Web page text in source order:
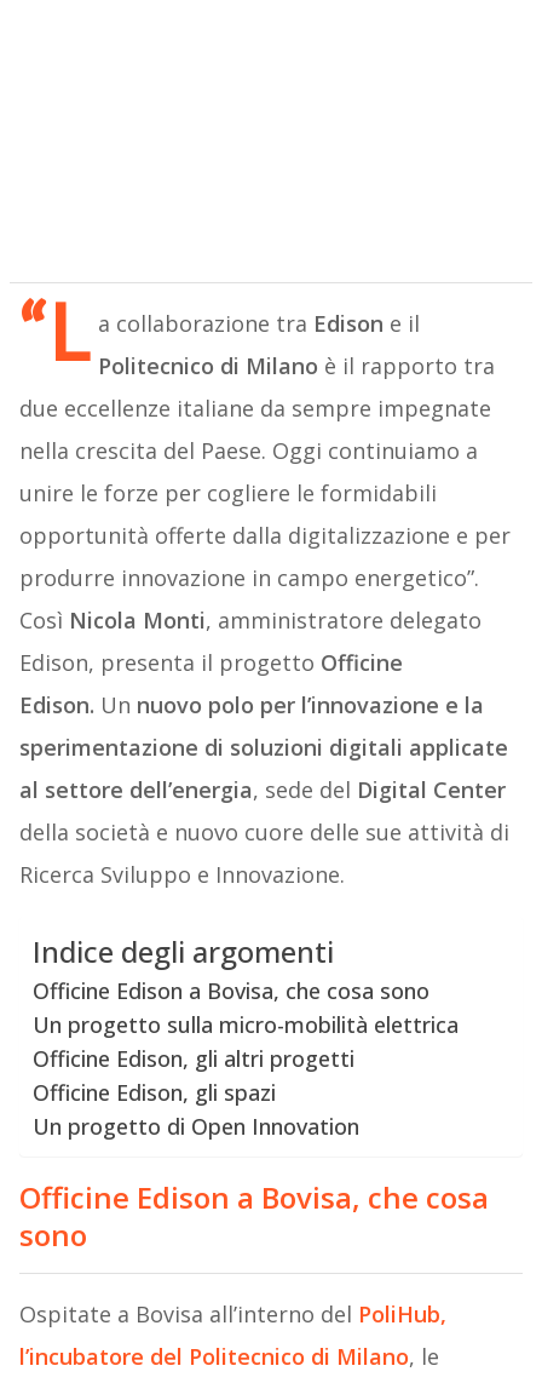
“L a collaborazione tra Edison e il
Politecnico di Milano è il rapporto tra
due eccellenze italiane da sempre impegnate
nella crescita del Paese. Oggi continuiamo a
unire le forze per cogliere le formidabili
opportunità offerte dalla digitalizzazione e per
produrre innovazione in campo energetico”.
Così Nicola Monti, amministratore delegato
Edison, presenta il progetto Officine
Edison. Un nuovo polo per l’innovazione e la
sperimentazione di soluzioni digitali applicate
al settore dell’energia, sede del Digital Center
della società e nuovo cuore delle sue attività di
Ricerca Sviluppo e Innovazione.
Indice degli argomenti
Officine Edison a Bovisa, che cosa sono
Un progetto sulla micro-mobilità elettrica
Officine Edison, gli altri progetti
Officine Edison, gli spazi
Un progetto di Open Innovation
Officine Edison a Bovisa, che cosa
sono
Ospitate a Bovisa all’interno del PoliHub,
l’incubatore del Politecnico di Milano, le